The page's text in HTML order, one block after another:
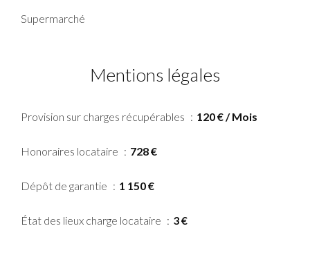
Supermarché
Mentions légales
Provision sur charges récupérables 120 € / Mois
Honoraires locataire 728 €
Dépôt de garantie 1 150 €
État des lieux charge locataire 3 €